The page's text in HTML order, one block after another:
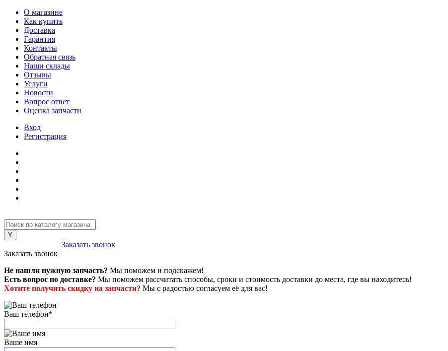
О магазине
Как купить
Доставка
Гарантия
Контакты
Обратная связь
Наши склады
Отзывы
Услуги
Новости
Вопрос ответ
Оценка запчасти
Вход
Регистрация
Заказать звонок
Заказать звонок
Не нашли нужную запчасть? Мы поможем и подскажем!
Есть вопрос по доставке? Мы поможем рассчитать способы, сроки и стоимость доставки до места, где вы находитесь!
Хотите получить скидку на запчасти? Мы с радостью согласуем её для вас!
Ваш телефон*
Ваше имя